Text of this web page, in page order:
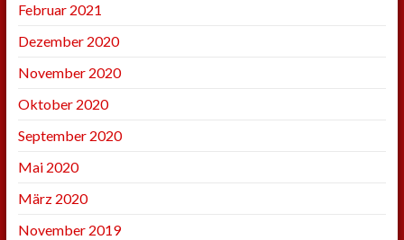
Februar 2021
Dezember 2020
November 2020
Oktober 2020
September 2020
Mai 2020
März 2020
November 2019